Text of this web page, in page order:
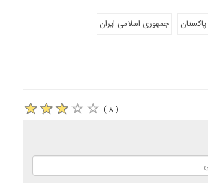
پاکستان
جمهوری اسلامی ایران
( ۸ )